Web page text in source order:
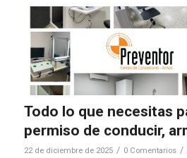
Todo lo que necesitas
permiso de conducir,
22 de diciembre de 2025 / 0 Comentarios /